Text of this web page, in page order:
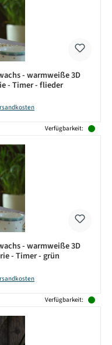
- warmweiße 3D
- Timer - flieder
Verfügbarkeit:
- warmweiße 3D
- Timer - grün
Verfügbarkeit: